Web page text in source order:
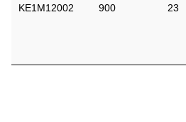
KE1M12002 900 23